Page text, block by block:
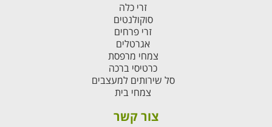
זרי כלה
סוקולנטים
זרי פרחים
אגרטלים
צמחי מרפסת
כרטיסי ברכה
סל שירותים למעצבים
צמחי בית
צור קשר